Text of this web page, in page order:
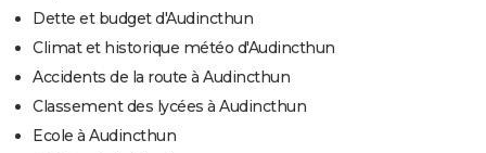
Dette et budget d'Audincthun
Climat et historique météo d'Audincthun
Accidents de la route à Audincthun
Classement des lycées à Audincthun
Ecole à Audincthun